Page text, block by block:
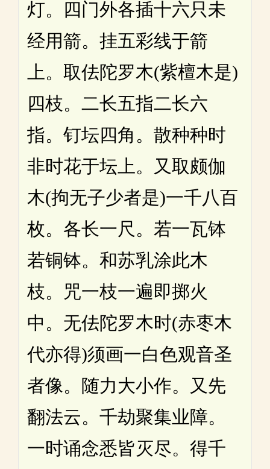
灯。四门外各插十六只未
经用箭。挂五彩线于箭
上。取佉陀罗木(紫檀木是)
四枝。二长五指二长六
指。钉坛四角。散种种时
非时花于坛上。又取颇伽
木(拘无子少者是)一千八百
枚。各长一尺。若一瓦钵
若铜钵。和苏乳涂此木
枝。咒一枝一遍即掷火
中。无佉陀罗木时(赤枣木
代亦得)须画一白色观音圣
者像。随力大小作。又先
翻法云。千劫聚集业障。
一时诵念悉皆灭尽。得千